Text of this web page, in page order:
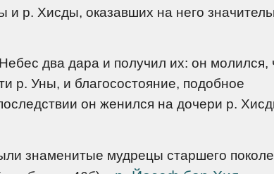
и р. Хисды, оказавших на него
два дара и получил их: он молился,
р. Уны, и благосостояние, подобное
он женился на дочери р.
знаменитые мудрецы старшего